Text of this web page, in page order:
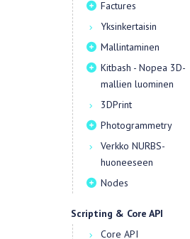
Factures
Yksinkertaisin
Mallintaminen
Kitbash - Nopea 3D-
mallien luominen
3DPrint
Photogrammetry
Verkko NURBS-
huoneeseen
Nodes
Scripting & Core API
Core API